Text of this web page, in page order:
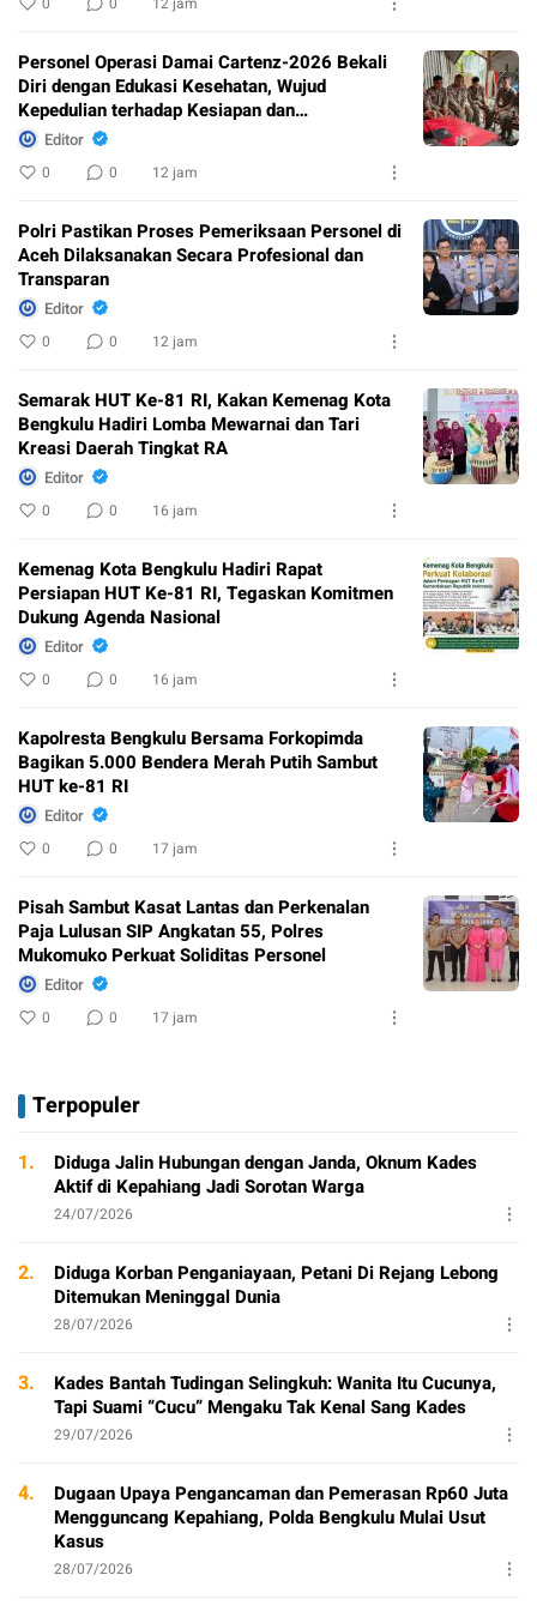
Personel Operasi Damai Cartenz-2026 Bekali
Diri dengan Edukasi Kesehatan, Wujud
Kepedulian terhadap Kesiapan dan
Kesejahteraan Anggota
Editor
0 0 12 jam
Polri Pastikan Proses Pemeriksaan Personel di
Aceh Dilaksanakan Secara Profesional dan
Transparan
Editor
0 0 12 jam
Semarak HUT Ke-81 RI, Kakan Kemenag Kota
Bengkulu Hadiri Lomba Mewarnai dan Tari
Kreasi Daerah Tingkat RA
Editor
0 0 16 jam
Kemenag Kota Bengkulu Hadiri Rapat
Persiapan HUT Ke-81 RI, Tegaskan Komitmen
Dukung Agenda Nasional
Editor
0 0 16 jam
Kapolresta Bengkulu Bersama Forkopimda
Bagikan 5.000 Bendera Merah Putih Sambut
HUT ke-81 RI
Editor
0 0 17 jam
Pisah Sambut Kasat Lantas dan Perkenalan
Paja Lulusan SIP Angkatan 55, Polres
Mukomuko Perkuat Soliditas Personel
Editor
0 0 17 jam
Terpopuler
1.
Diduga Jalin Hubungan dengan Janda, Oknum Kades
Aktif di Kepahiang Jadi Sorotan Warga
24/07/2026
2.
Diduga Korban Penganiayaan, Petani Di Rejang Lebong
Ditemukan Meninggal Dunia
28/07/2026
3.
Kades Bantah Tudingan Selingkuh: Wanita Itu Cucunya,
Tapi Suami “Cucu” Mengaku Tak Kenal Sang Kades
29/07/2026
4.
Dugaan Upaya Pengancaman dan Pemerasan Rp60 Juta
Mengguncang Kepahiang, Polda Bengkulu Mulai Usut
Kasus
28/07/2026